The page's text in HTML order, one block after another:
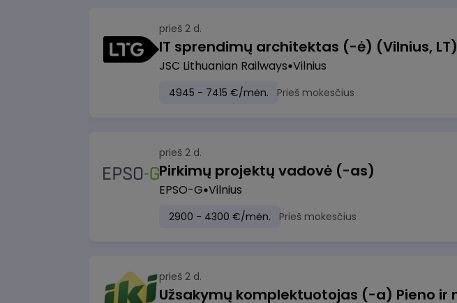
prieš 2 d.
IT sprendimų architektas (-ė) (Vilnius, LT)
JSC Lithuanian Railways Vilnius
4945 - 7415 €/mėn. Prieš mokesčius
prieš 2 d.
Pirkimų projektų vadovė (-as)
EPSO-G Vilnius
2900 - 4300 €/mėn. Prieš mokesčius
prieš 2 d.